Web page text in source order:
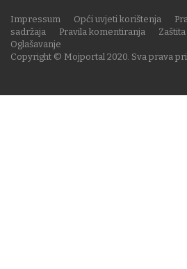
Copyright © Mojportal 2020. Sva prava
Impressum Opći uvjeti korištenja
sadržaja
Pravila komentiranja
Oglašavanje